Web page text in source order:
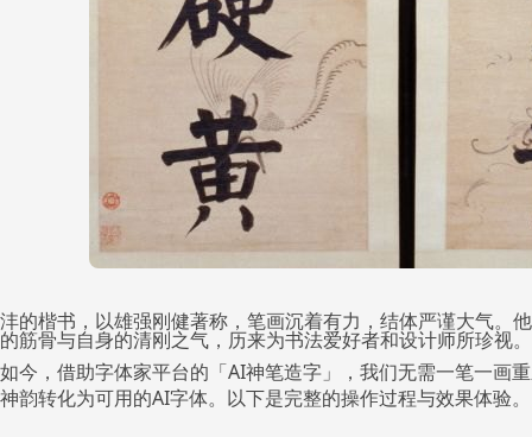
沣的楷书，以雄强刚健著称，笔画沉着有力，结体严谨大气。
的筋骨与自身的清刚之气，历来为书法爱好者和设计师所珍视。
如今，借助字体家平台的「AI神笔造字」，我们无需一笔一画
神韵转化为可用的AI字体。以下是完整的操作过程与效果体验。